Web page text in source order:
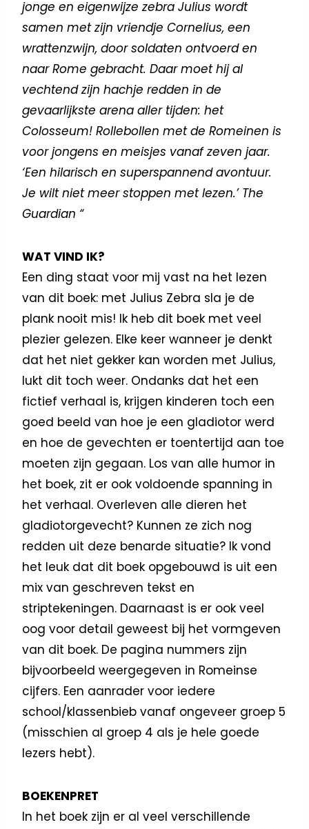
jonge en eigenwijze zebra Julius wordt
samen met zijn vriendje Cornelius, een
wrattenzwijn, door soldaten ontvoerd en
naar Rome gebracht. Daar moet hij al
vechtend zijn hachje redden in de
gevaarlijkste arena aller tijden: het
Colosseum! Rollebollen met de Romeinen is
voor jongens en meisjes vanaf zeven jaar.
‘Een hilarisch en superspannend avontuur.
Je wilt niet meer stoppen met lezen.’ The
Guardian “
WAT VIND IK?
Een ding staat voor mij vast na het lezen
van dit boek: met Julius Zebra sla je de
plank nooit mis! Ik heb dit boek met veel
plezier gelezen. Elke keer wanneer je denkt
dat het niet gekker kan worden met Julius,
lukt dit toch weer. Ondanks dat het een
fictief verhaal is, krijgen kinderen toch een
goed beeld van hoe je een gladiotor werd
en hoe de gevechten er toentertijd aan toe
moeten zijn gegaan. Los van alle humor in
het boek, zit er ook voldoende spanning in
het verhaal. Overleven alle dieren het
gladiotorgevecht? Kunnen ze zich nog
redden uit deze benarde situatie? Ik vond
het leuk dat dit boek opgebouwd is uit een
mix van geschreven tekst en
striptekeningen. Daarnaast is er ook veel
oog voor detail geweest bij het vormgeven
van dit boek. De pagina nummers zijn
bijvoorbeeld weergegeven in Romeinse
cijfers. Een aanrader voor iedere
school/klassenbieb vanaf ongeveer groep 5
(misschien al groep 4 als je hele goede
lezers hebt).
BOEKENPRET
In het boek zijn er al veel verschillende